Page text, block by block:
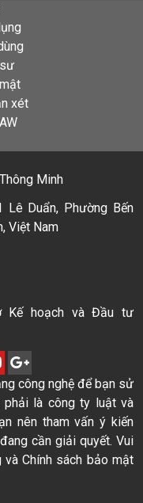
xét
Minh
Lê Duẩn, Phường Bến
Việt Nam
Kế hoạch và Đầu tư
công nghệ để bạn sử
phải là công ty luật và
nên tham vấn ý kiến
cần giải quyết. Vui
Chính sách bảo mật